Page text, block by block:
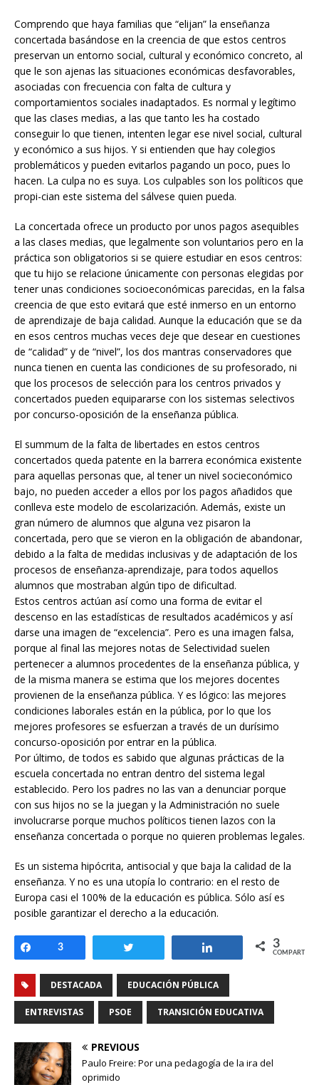
Comprendo que haya familias que “elijan” la enseñanza
concertada basándose en la creencia de que estos centros
preservan un entorno social, cultural y económico concreto, al
que le son ajenas las situaciones económicas desfavorables,
asociadas con frecuencia con falta de cultura y
comportamientos sociales inadaptados. Es normal y legítimo
que las clases medias, a las que tanto les ha costado
conseguir lo que tienen, intenten legar ese nivel social, cultural
y económico a sus hijos. Y si entienden que hay colegios
problemáticos y pueden evitarlos pagando un poco, pues lo
hacen. La culpa no es suya. Los culpables son los políticos que
propi-cian este sistema del sálvese quien pueda.
La concertada ofrece un producto por unos pagos asequibles
a las clases medias, que legalmente son voluntarios pero en la
práctica son obligatorios si se quiere estudiar en esos centros:
que tu hijo se relacione únicamente con personas elegidas por
tener unas condiciones socioeconómicas parecidas, en la falsa
creencia de que esto evitará que esté inmerso en un entorno
de aprendizaje de baja calidad. Aunque la educación que se da
en esos centros muchas veces deje que desear en cuestiones
de “calidad” y de “nivel”, los dos mantras conservadores que
nunca tienen en cuenta las condiciones de su profesorado, ni
que los procesos de selección para los centros privados y
concertados pueden equipararse con los sistemas selectivos
por concurso-oposición de la enseñanza pública.
El summum de la falta de libertades en estos centros
concertados queda patente en la barrera económica existente
para aquellas personas que, al tener un nivel socieconómico
bajo, no pueden acceder a ellos por los pagos añadidos que
conlleva este modelo de escolarización. Además, existe un
gran número de alumnos que alguna vez pisaron la
concertada, pero que se vieron en la obligación de abandonar,
debido a la falta de medidas inclusivas y de adaptación de los
procesos de enseñanza-aprendizaje, para todos aquellos
alumnos que mostraban algún tipo de dificultad.
Estos centros actúan así como una forma de evitar el
descenso en las estadísticas de resultados académicos y así
darse una imagen de “excelencia”. Pero es una imagen falsa,
porque al final las mejores notas de Selectividad suelen
pertenecer a alumnos procedentes de la enseñanza pública, y
de la misma manera se estima que los mejores docentes
provienen de la enseñanza pública. Y es lógico: las mejores
condiciones laborales están en la pública, por lo que los
mejores profesores se esfuerzan a través de un durísimo
concurso-oposición por entrar en la pública.
Por último, de todos es sabido que algunas prácticas de la
escuela concertada no entran dentro del sistema legal
establecido. Pero los padres no las van a denunciar porque
con sus hijos no se la juegan y la Administración no suele
involucrarse porque muchos políticos tienen lazos con la
enseñanza concertada o porque no quieren problemas legales.
Es un sistema hipócrita, antisocial y que baja la calidad de la
enseñanza. Y no es una utopía lo contrario: en el resto de
Europa casi el 100% de la educación es pública. Sólo así es
posible garantizar el derecho a la educación.
Compartir
3 Compartir 3
COMPARTIR
DESTACADA EDUCACIÓN PÚBLICA
ENTREVISTAS PSOE TRANSICIÓN EDUCATIVA
PREVIOUS
Paulo Freire: Por una pedagogía de la ira del
oprimido